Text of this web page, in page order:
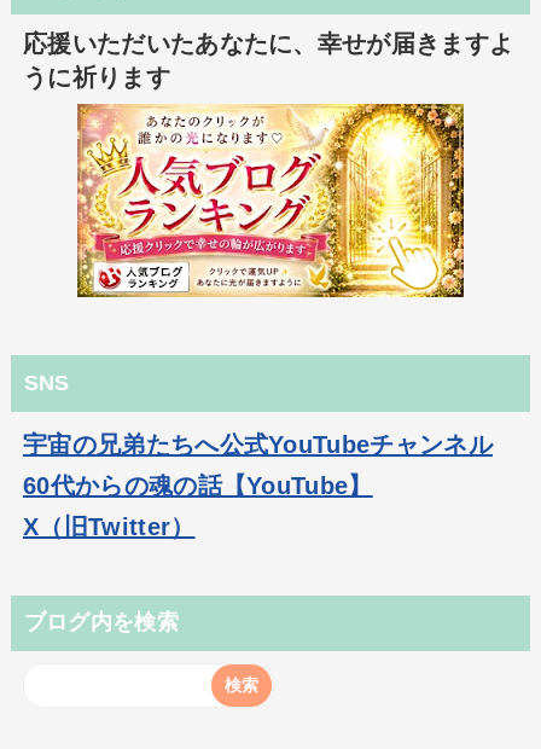
応援いただいたあなたに、幸せが届きますよ
うに祈ります
SNS
宇宙の兄弟たちへ公式YouTubeチャンネル
60代からの魂の話【YouTube】
X（旧Twitter）
ブログ内を検索